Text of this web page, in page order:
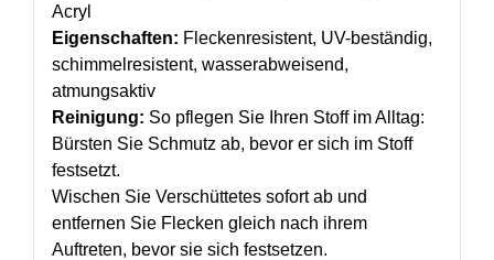
Acryl
Eigenschaften: Fleckenresistent, UV-beständig,
schimmelresistent, wasserabweisend,
atmungsaktiv
Reinigung: So pflegen Sie Ihren Stoff im Alltag:
Bürsten Sie Schmutz ab, bevor er sich im Stoff
festsetzt.
Wischen Sie Verschüttetes sofort ab und
entfernen Sie Flecken gleich nach ihrem
Auftreten, bevor sie sich festsetzen.